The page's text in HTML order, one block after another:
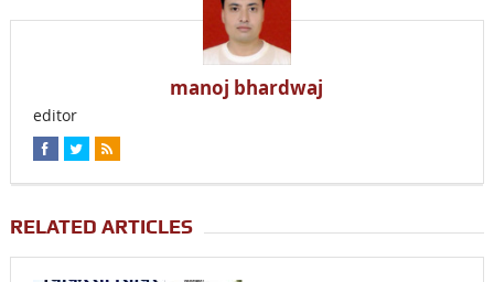
manoj bhardwaj
editor
RELATED ARTICLES